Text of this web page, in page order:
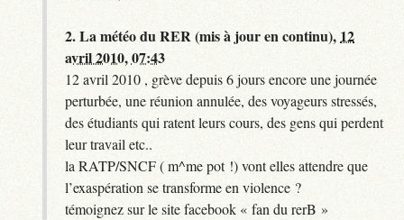
2.La météo du RER (mis à jour en continu), 12
avril 2010, 07:43
12 avril 2010 , grève depuis 6 jours encore une journée
perturbée, une réunion annulée, des voyageurs stressés,
des étudiants qui ratent leurs cours, des gens qui perdent
leur travail etc..
la RATP/SNCF ( m^me pot !) vont elles attendre que
l’exaspération se transforme en violence ?
témoignez sur le site facebook « fan du rerB »